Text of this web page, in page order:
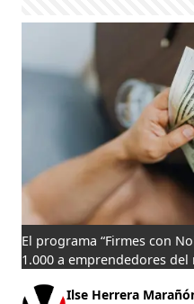
El programa “Firmes con
1.000 a emprendedores del
Ilse Herrera